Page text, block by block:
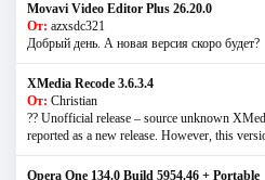
Movavi Video Editor Plus 26.20.0
От: azxsdc321
Добрый день. А новая версия скоро будет?
XMedia Recode 3.6.3.4
От: Christian
?? Unofficial release – source unknown
reported as a new release. However, this
Opera One 134.0 Build 5954.46 + Portable